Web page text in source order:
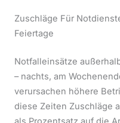
Zuschläge Für
Feiertage
Notfalleinsätze
– nachts, am
verursachen höhere
diese Zeiten Zuschläge